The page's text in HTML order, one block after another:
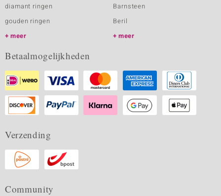
diamant ringen
gouden ringen
meer
Barnsteen
Beril
meer
Betaalmogelijkheden
Verzending
Community